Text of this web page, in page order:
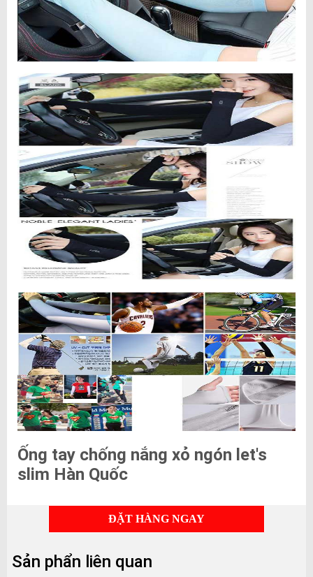
Ống tay chống nắng xỏ ngón let's
slim Hàn Quốc
ĐẶT HÀNG NGAY
Sản phẩn liên quan